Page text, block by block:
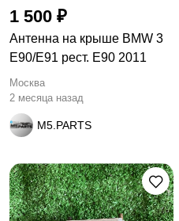
1 500 ₽
Антенна на крыше BMW 3
E90/E91 рест. E90 2011
Москва
2 месяца назад
M5.PARTS